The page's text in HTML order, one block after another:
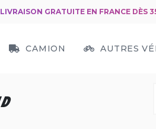
LIVRAISON GRATUITE EN FRANCE DÈS
CAMION AUTRES